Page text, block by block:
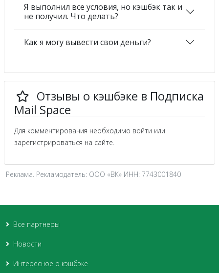
Я выполнил все условия, но кэшбэк так и
не получил. Что делать?
Как я могу вывести свои деньги?
Отзывы о кэшбэке в Подписка
Mail Space
Для комментирования необходимо войти или
зарегистрироваться на сайте.
Реклама. Рекламодатель: ООО «ВК» ИНН: 7743001840
Все партнеры
Новости
Интересное о кэшбэке